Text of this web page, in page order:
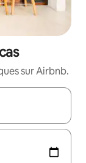
sur Airbnb.
les en utilisant